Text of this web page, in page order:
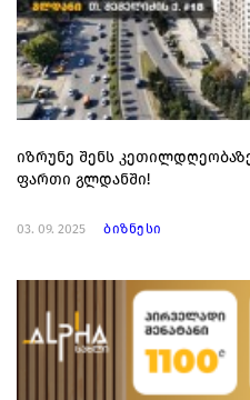
იზრუნე შენს
ფართი გლდანში!
03. 09. 2025 ბიზნესი